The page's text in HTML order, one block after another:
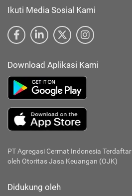
Ikuti Media Sosial Kami
Download Aplikasi Kami
PT Agregasi Cermat Indonesia
oleh Otoritas Jasa Keuangan (OJK)
Didukung oleh